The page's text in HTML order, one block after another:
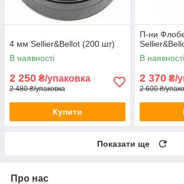
4 мм Sellier&Bellot (200 шт)
В наявності
2 250 ₴/упаковка
2 480 ₴/упаковка
Купити
П-ни
В наявності
2 370 ₴/
2 600 ₴/
Показати ще
Про нас